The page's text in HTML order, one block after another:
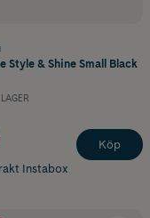
Style & Shine Small Black
Instabox
Köp